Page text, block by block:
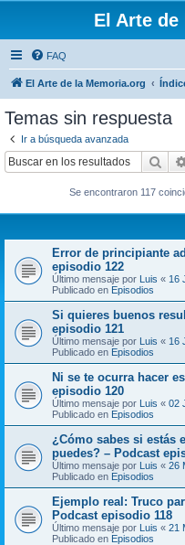
El Arte
FAQ
El Arte de la Memoria.org
Temas sin respuesta
Ir a búsqueda avanzada
Se encontraron 117
Error de principiante
episodio 122
Último mensaje por Luis « 16
Publicado en Episodios
Si quieres buenos
episodio 121
Último mensaje por Luis « 16
Publicado en Episodios
Ni se te ocurra hacer
episodio 120
Último mensaje por Luis « 02
Publicado en Episodios
¿Cómo sabes si estás
puedes? – Podcast
Último mensaje por Luis « 26
Publicado en Episodios
Ejemplo real: Truco
Podcast episodio 118
Último mensaje por Luis « 21
Publicado en Episodios